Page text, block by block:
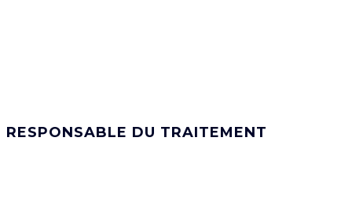
RESPONSABLE DU TRAITEMENT